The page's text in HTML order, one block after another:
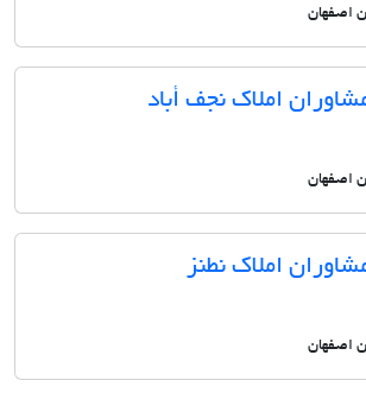
اصفهان
املاک نجف أباد
اصفهان
املاک نطنز
اصفهان